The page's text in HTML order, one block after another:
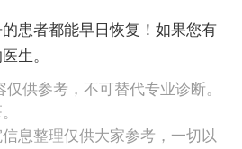
患者都能早日恢复！如果您有
生。
供参考，不可替代专业诊断。
息整理仅供大家参考，一切以